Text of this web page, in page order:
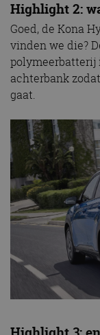
Highlight 2:
Goed, de Kona
vinden we die?
polymeerbatterij
achterbank
gaat.